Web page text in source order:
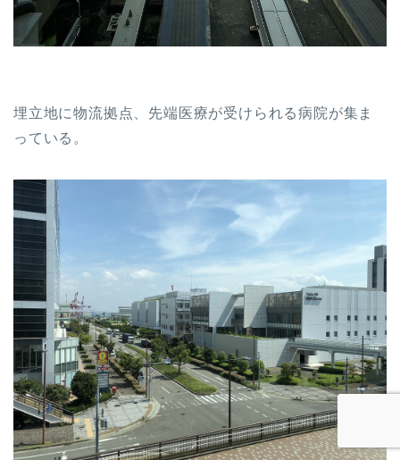
埋立地に物流拠点、先端医療が受けられる病院が集ま
っている。